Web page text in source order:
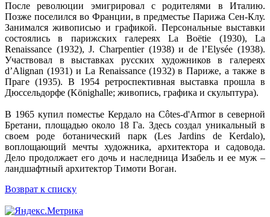
После революции эмигрировал с родителями в Италию.
Позже поселился во Франции, в предместье Парижа Сен-Клу.
Занимался живописью и графикой. Персональные выставки
состоялись в парижских галереях La Boёtie (1930), La
Renaissance (1932), J. Charpentier (1938) и de l’Elysée (1938).
Участвовал в выставках русских художников в галереях
d’Alignan (1931) и La Renaissance (1932) в Париже, а также в
Праге (1935). В 1954 ретроспективная выставка прошла в
Дюссельдорфе (Könighalle; живопись, графика и скульптура).
В 1965 купил поместье Кердало на Côtes-d'Armor в северной
Бретани, площадью около 18 Га. Здесь создал уникальный в
своем роде ботанический парк (Les Jardins de Kеrdаlo),
воплощающий мечты художника, архитектора и садовода.
Дело продолжает его дочь и наследница Изабель и ее муж –
ландшафтный архитектор Тимоти Воган.
Возврат к списку